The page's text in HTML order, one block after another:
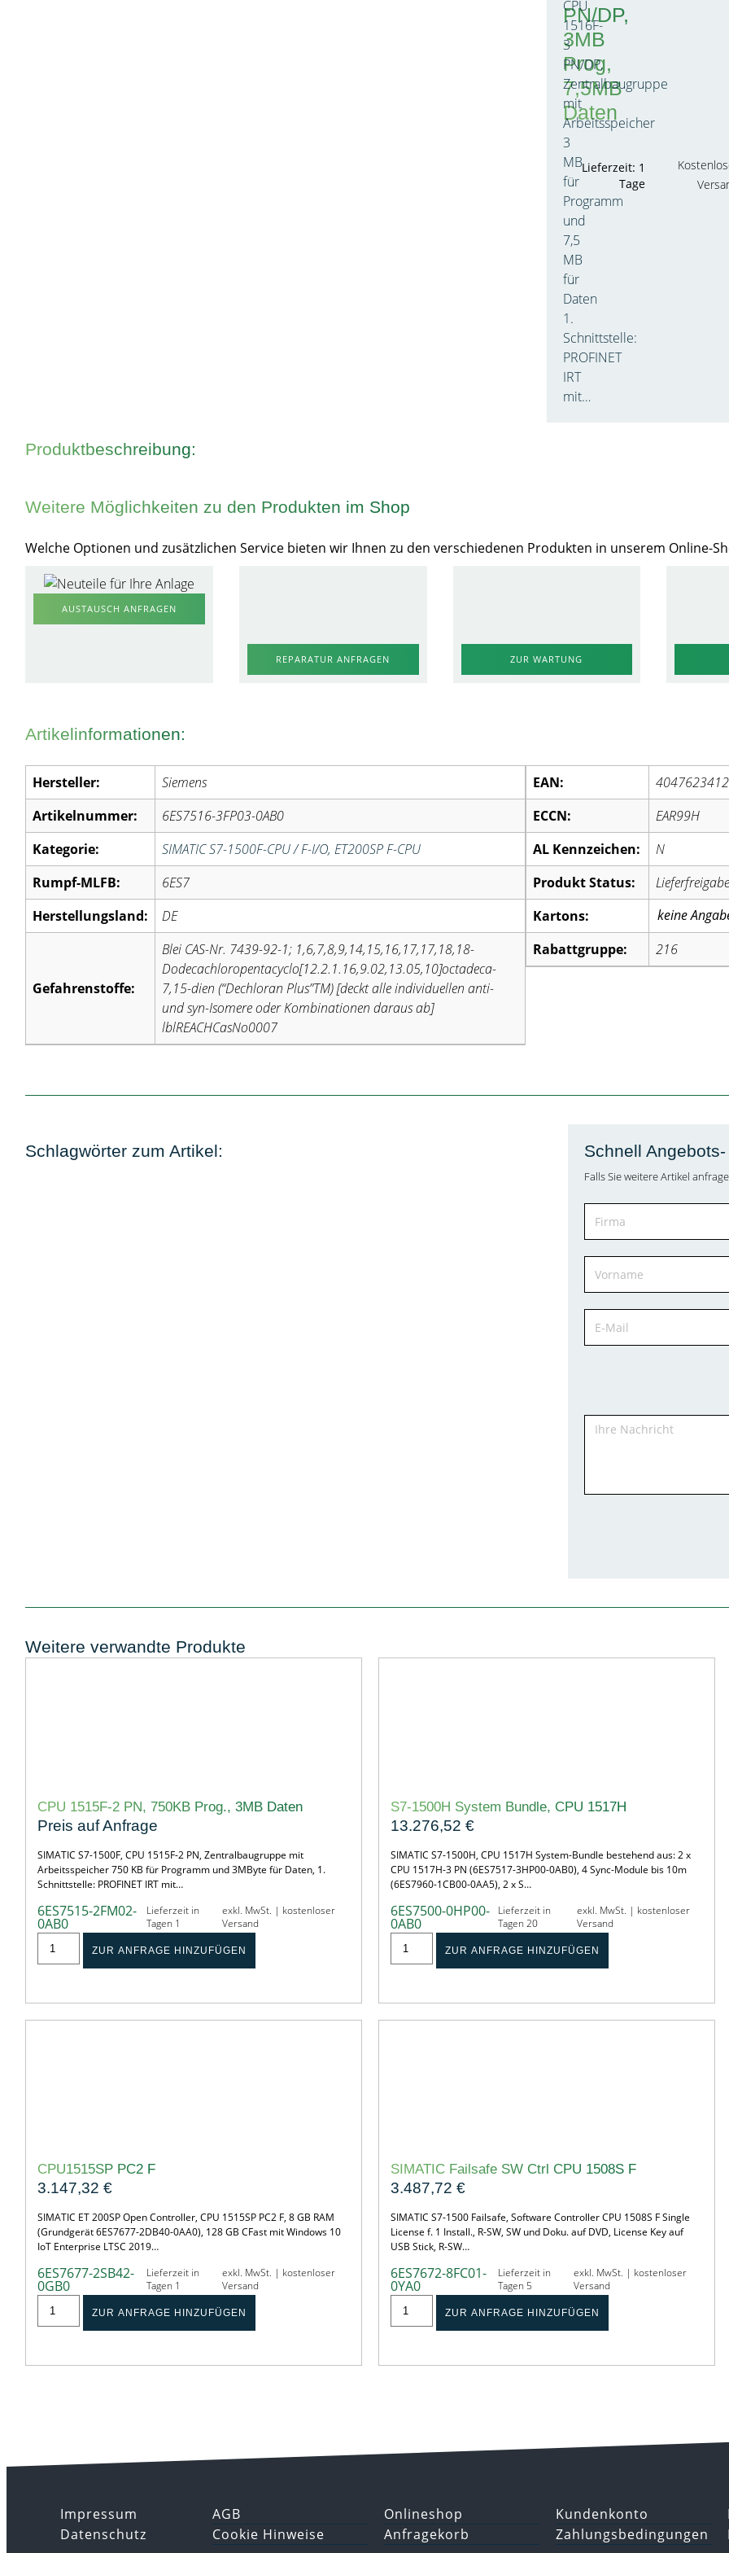
PN/DP,
3MB
Prog,
7,5MB
Daten
CPU
1516F-
3
PN/DP,
Zentralbaugruppe
mit
Arbeitsspeicher
3
MB
für
Programm
und
7,5
MB
für
Daten
1.
Schnittstelle:
PROFINET
IRT
mit…
Lieferzeit: 1
Tage
Produktbeschreibung:
Weitere Möglichkeiten zu den Produkten im Shop
Welche Optionen und zusätzlichen Service bieten wir Ihnen zu den verschiedenen Produkten in unserem Online-
AUSTAUSCH ANFRAGEN
ZUR WARTUNG
Artikelinformationen:
Hersteller:
Siemens
Artikelnummer:
6ES7516-3FP03-0AB0
Kategorie:
SIMATIC S7-1500F-CPU / F-I/O, ET200SP F-CPU
Rumpf-MLFB:
6ES7
Herstellungsland:
DE
Gefahrenstoffe:
Blei CAS-Nr. 7439-92-1; 1,6,7,8,9,14,15,16,17,17,18,18-
Dodecachloropentacyclo[12.2.1.16,9.02,13.05,10]octadeca-
7,15-dien (“Dechloran Plus”TM) [deckt alle individuellen anti-
und syn-Isomere oder Kombinationen daraus ab]
lblREACHCasNo0007
EAN:
ECCN:
EAR99H
AL Kennzeichen:
N
Produkt Status:
Lieferfreigabe
Kartons:
Rabattgruppe:
216
Schlagwörter zum Artikel: Schnell
Falls Sie weitere Artikel
Weitere verwandte Produkte
CPU 1515F-2 PN, 750KB Prog., 3MB Daten
Preis auf Anfrage
SIMATIC S7-1500F, CPU 1515F-2 PN, Zentralbaugruppe mit
Arbeitsspeicher 750 KB für Programm und 3MByte für Daten, 1.
Schnittstelle: PROFINET IRT mit…
6ES7515-2FM02-
0AB0
Lieferzeit in
Tagen 1
exkl. MwSt. | kostenloser
Versand
ZUR ANFRAGE HINZUFÜGEN
S7-1500H System Bundle, CPU 1517H
13.276,52 €
SIMATIC S7-1500H, CPU 1517H System-Bundle bestehend aus: 2 x
CPU 1517H-3 PN (6ES7517-3HP00-0AB0), 4 Sync-Module bis 10m
(6ES7960-1CB00-0AA5), 2 x S…
6ES7500-0HP00-
0AB0
Lieferzeit in
Tagen 20
exkl. MwSt. | kostenloser
Versand
ZUR ANFRAGE HINZUFÜGEN
CPU1515SP PC2 F
3.147,32 €
SIMATIC ET 200SP Open Controller, CPU 1515SP PC2 F, 8 GB RAM
(Grundgerät 6ES7677-2DB40-0AA0), 128 GB CFast mit Windows 10
IoT Enterprise LTSC 2019…
6ES7677-2SB42-
0GB0
Lieferzeit in
Tagen 1
exkl. MwSt. | kostenloser
Versand
ZUR ANFRAGE HINZUFÜGEN
SIMATIC Failsafe SW Ctrl CPU 1508S F
3.487,72 €
SIMATIC S7-1500 Failsafe, Software Controller CPU 1508S F Single
License f. 1 Install., R-SW, SW und Doku. auf DVD, License Key auf
USB Stick, R-SW…
6ES7672-8FC01-
0YA0
Lieferzeit in
Tagen 5
exkl. MwSt. | kostenloser
Versand
ZUR ANFRAGE HINZUFÜGEN
Impressum
Datenschutz
AGB
Cookie Hinweise
Onlineshop
Anfragekorb
Kundenkonto
Zahlungsbedingungen